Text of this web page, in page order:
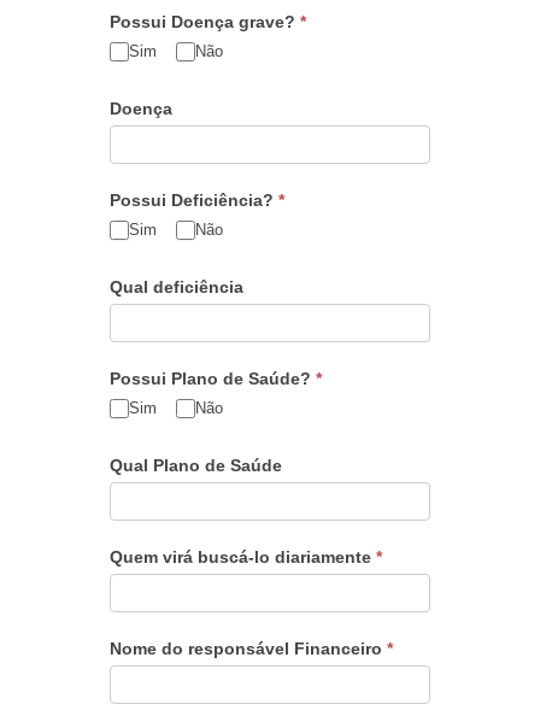
Possui Doença grave? *
Sim Não
Doença
Possui Deficiência? *
Sim Não
Qual deficiência
Possui Plano de Saúde? *
Sim Não
Qual Plano de Saúde
Quem virá buscá-lo diariamente *
Nome do responsável Financeiro *